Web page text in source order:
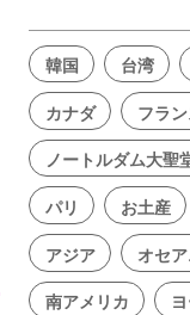
韓国 台湾
カナダ
フラ
ノートルダム大聖
パリ
お土産
アジア
オセ
南アメリカ